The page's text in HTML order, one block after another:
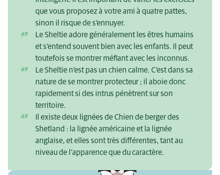
que vous proposez à votre ami à quatre pattes,
sinon il risque de s’ennuyer.
Le Sheltie adore généralement les êtres humains
et s’entend souvent bien avec les enfants. Il peut
toutefois se montrer méfiant avec les inconnus.
Le Sheltie n’est pas un chien calme. C’est dans sa
nature de se montrer protecteur ; il aboie donc
rapidement si des intrus pénètrent sur son
territoire.
Il existe deux lignées de Chien de berger des
Shetland : la lignée américaine et la lignée
anglaise, et elles sont très différentes, tant au
niveau de l’apparence que du caractère.